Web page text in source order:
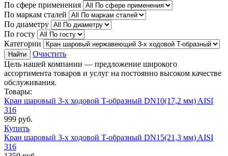
По сфере применения
По маркам сталей
По диаметру
По госту
Категории
Найти
Очистить
Цель нашей компании — предложение широкого
ассортимента товаров и услуг на постоянно высоком качестве
обслуживания.
Товары:
Кран шаровый 3-х ходовой T-образный DN10(17,2 мм) AISI
316
999 руб.
Купить
Кран шаровый 3-х ходовой T-образный DN15(21,3 мм) AISI
316